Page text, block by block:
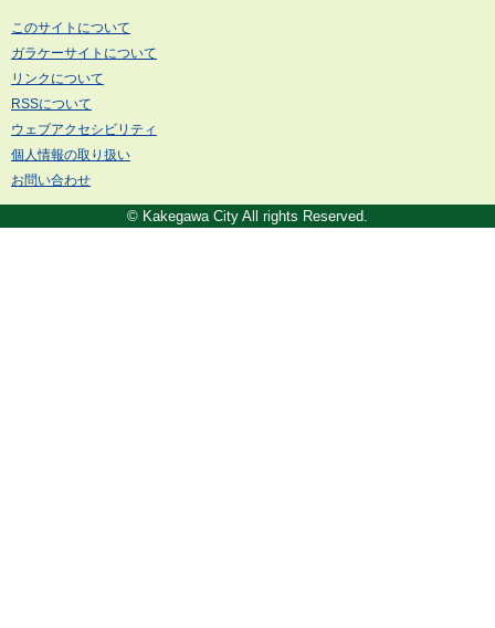
このサイトについて
ガラケーサイトについて
リンクについて
RSSについて
ウェブアクセシビリティ
個人情報の取り扱い
お問い合わせ
© Kakegawa City All rights Reserved.